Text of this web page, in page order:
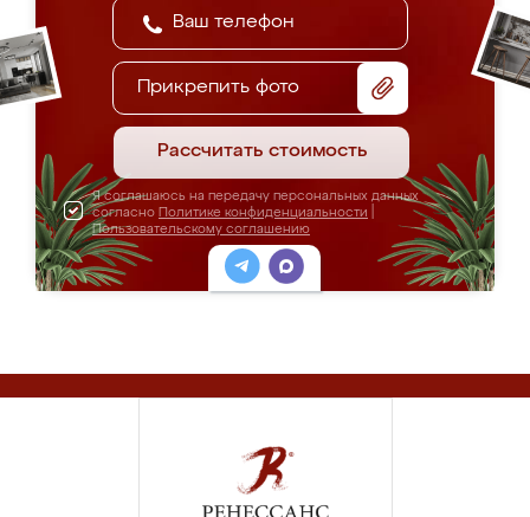
Прикрепить фото
Рассчитать стоимость
Я соглашаюсь на передачу персональных данных
согласно Политике конфиденциальности
Пользовательскому соглашению